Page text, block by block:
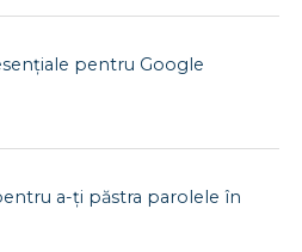
pentru Google
a-ți păstra parolele în